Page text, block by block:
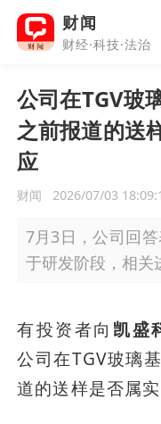
财闻
财经·科技·法治
公司在TGV玻
之前报道的送
应
财闻 2026/07/03
7月3日，公司回
于研发阶段，相关
有投资者向 凯盛
公司在TGV玻璃
道的送样是否属实